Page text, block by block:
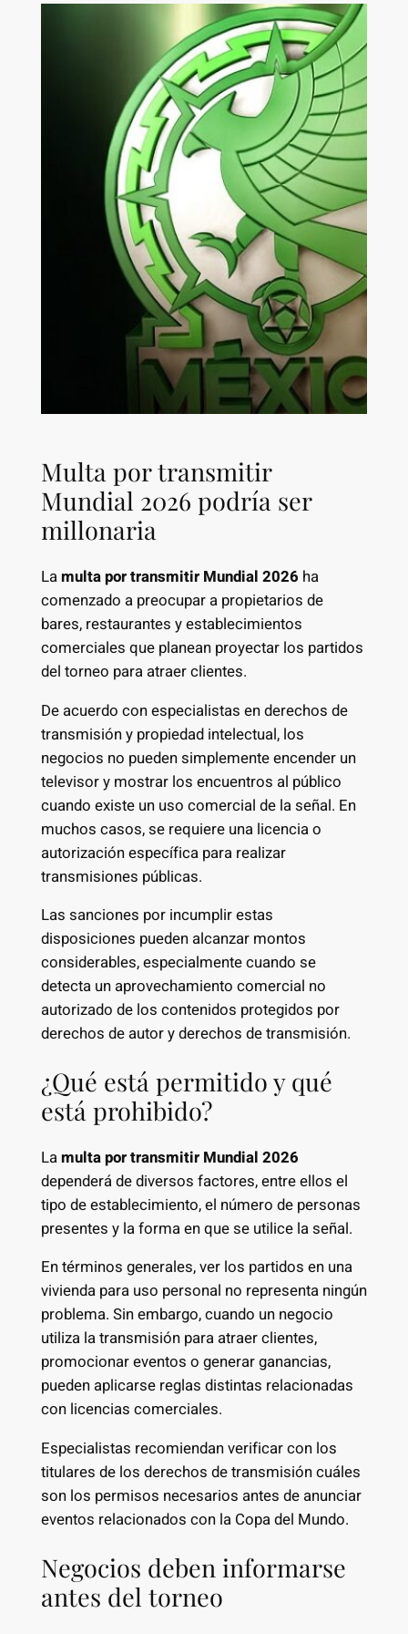
Multa por transmitir
Mundial 2026 podría ser
millonaria
Lamulta por transmitir Mundial 2026 ha
comenzado a preocupar a propietarios de
bares, restaurantes y establecimientos
comerciales que planean proyectar los partidos
del torneo para atraer clientes.
De acuerdo con especialistas en derechos de
transmisión y propiedad intelectual, los
negocios no pueden simplemente encender un
televisor y mostrar los encuentros al público
cuando existe un uso comercial de la señal. En
muchos casos, se requiere una licencia o
autorización específica para realizar
transmisiones públicas.
Las sanciones por incumplir estas
disposiciones pueden alcanzar montos
considerables, especialmente cuando se
detecta un aprovechamiento comercial no
autorizado de los contenidos protegidos por
derechos de autor y derechos de transmisión.
¿Qué está permitido y qué
está prohibido?
Lamulta por transmitir Mundial 2026
dependerá de diversos factores, entre ellos el
tipo de establecimiento, el número de personas
presentes y la forma en que se utilice la señal.
En términos generales, ver los partidos en una
vivienda para uso personal no representa ningún
problema. Sin embargo, cuando un negocio
utiliza la transmisión para atraer clientes,
promocionar eventos o generar ganancias,
pueden aplicarse reglas distintas relacionadas
con licencias comerciales.
Especialistas recomiendan verificar con los
titulares de los derechos de transmisión cuáles
son los permisos necesarios antes de anunciar
eventos relacionados con la Copa del Mundo.
Negocios deben informarse
antes del torneo